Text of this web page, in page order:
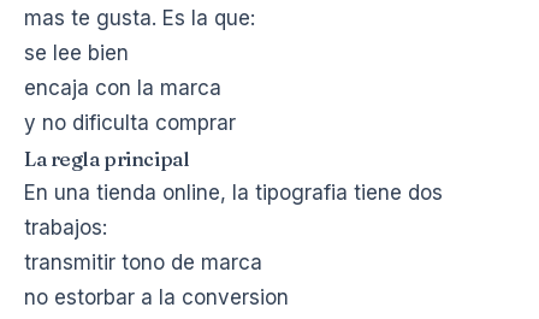
mas te gusta. Es la que:
se lee bien
encaja con la marca
y no dificulta comprar
La regla principal
En una tienda online, la tipografia tiene dos
trabajos:
transmitir tono de marca
no estorbar a la conversion